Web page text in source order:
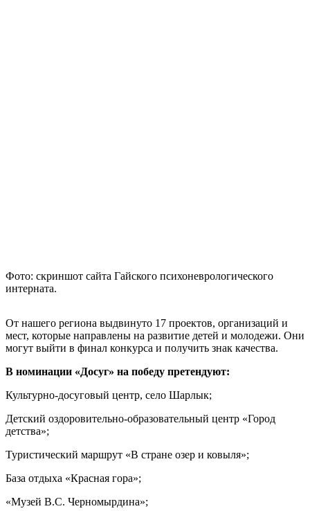
Фото: скриншот сайта Гайского психоневрологического
интерната.
От нашего региона выдвинуто 17 проектов, организаций и
мест, которые направлены на развитие детей и молодежи. Они
могут выйти в финал конкурса и получить знак качества.
В номинации «Досуг» на победу претендуют:
Культурно-досуговый центр, село Шарлык;
Детский оздоровительно-образовательный центр «Город
детства»;
Туристический маршрут «В стране озер и ковыля»;
База отдыха «Красная гора»;
«Музей В.С. Черномырдина»;